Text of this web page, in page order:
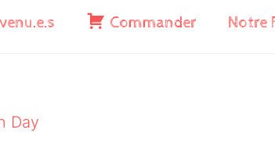
Commander Notre
Day